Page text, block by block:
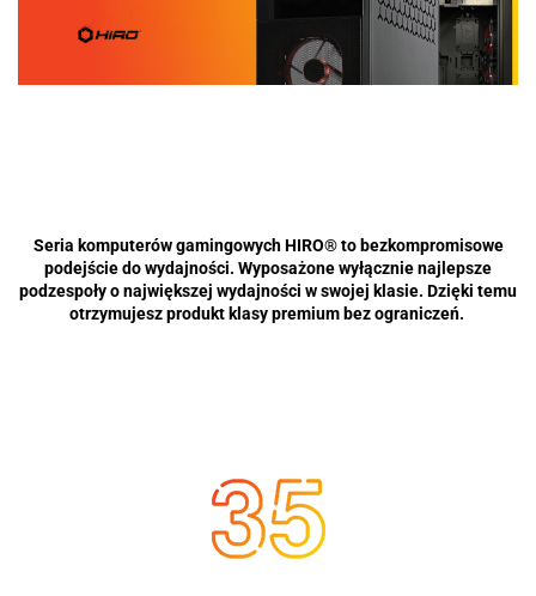
Seria komputerów gamingowych HIRO® to bezkompromisowe
podejście do wydajności. Wyposażone wyłącznie najlepsze
podzespoły o największej wydajności w swojej klasie. Dzięki temu
otrzymujesz produkt klasy premium bez ograniczeń.